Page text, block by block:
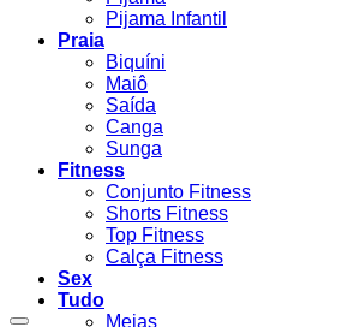
Pijama Infantil
Praia
Biquíni
Maiô
Saída
Canga
Sunga
Fitness
Conjunto Fitness
Shorts Fitness
Top Fitness
Calça Fitness
Sex
Tudo
Meias